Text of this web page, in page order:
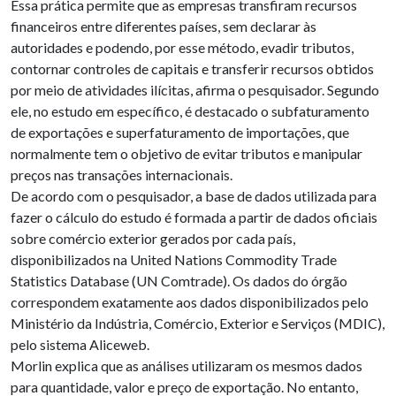
Essa prática permite que as empresas transfiram recursos
financeiros entre diferentes países, sem declarar às
autoridades e podendo, por esse método, evadir tributos,
contornar controles de capitais e transferir recursos obtidos
por meio de atividades ilícitas, afirma o pesquisador. Segundo
ele, no estudo em específico, é destacado o subfaturamento
de exportações e superfaturamento de importações, que
normalmente tem o objetivo de evitar tributos e manipular
preços nas transações internacionais.
De acordo com o pesquisador, a base de dados utilizada para
fazer o cálculo do estudo é formada a partir de dados oficiais
sobre comércio exterior gerados por cada país,
disponibilizados na United Nations Commodity Trade
Statistics Database (UN Comtrade). Os dados do órgão
correspondem exatamente aos dados disponibilizados pelo
Ministério da Indústria, Comércio, Exterior e Serviços (MDIC),
pelo sistema Aliceweb.
Morlin explica que as análises utilizaram os mesmos dados
para quantidade, valor e preço de exportação. No entanto,